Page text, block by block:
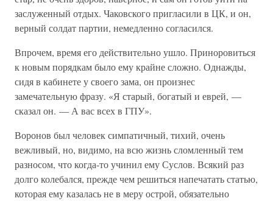
заслуженный отдых. Чаковского пригласили в ЦК, и он,
верный солдат партии, немедленно согласился.
Впрочем, время его действительно ушло. Приноровиться
к новым порядкам было ему крайне сложно. Однажды,
сидя в кабинете у своего зама, он произнес
замечательную фразу. «Я старый, богатый и еврей, —
сказал он. — А вас всех в ГПУ».
Воронов был человек симпатичный, тихий, очень
вежливый, но, видимо, на всю жизнь сломленный тем
разносом, что когда-то учинил ему Суслов. Всякий раз
долго колебался, прежде чем решиться напечатать статью,
которая ему казалась не в меру острой, обязательно